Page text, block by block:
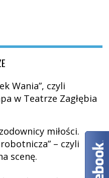
Wania”, czyli
w Teatrze Zagłębia
miłości.
– czyli
scenę.